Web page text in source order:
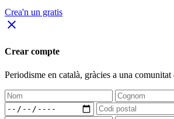
Crea'n un gratis
close
Crear compte
Periodisme en català, gràcies a una